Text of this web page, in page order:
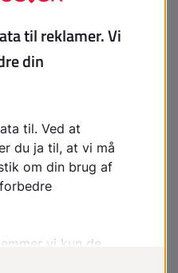
årsager